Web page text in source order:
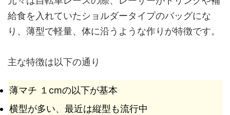
給食を入れていたショルダータイプのバッグにな
り、薄型で軽量、体に沿うような作りが特徴です。
主な特徴は以下の通り
薄マチ １cmの以下が基本
横型が多い、最近は縦型も流行中